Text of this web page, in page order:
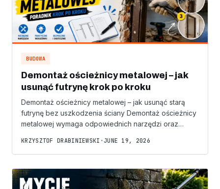
BUDOWA
Demontaż ościeżnicy metalowej – jak
usunąć futrynę krok po kroku
Demontaż ościeżnicy metalowej – jak usunąć starą
futrynę bez uszkodzenia ściany Demontaż ościeżnicy
metalowej wymaga odpowiednich narzędzi oraz…
KRZYSZTOF DRABINIEWSKI • JUNE 19, 2026